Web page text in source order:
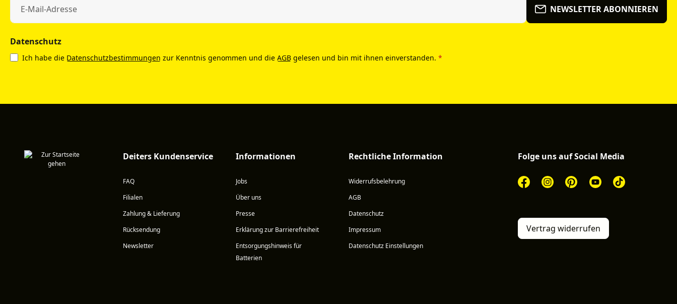
NEWSLETTER ABONNIEREN
Datenschutz
Ich habe die Datenschutzbestimmungen zur Kenntnis genommen und die AGB gelesen und bin mit ihnen einverstanden. *
Deiters Kundenservice
FAQ
Filialen
Zahlung & Lieferung
Rücksendung
Newsletter
Informationen
Jobs
Über uns
Presse
Erklärung zur Barrierefreiheit
Entsorgungshinweis für
Batterien
Rechtliche Information
Widerrufsbelehrung
AGB
Datenschutz
Impressum
Datenschutz Einstellungen
Folge uns auf Social Media
Vertrag widerrufen